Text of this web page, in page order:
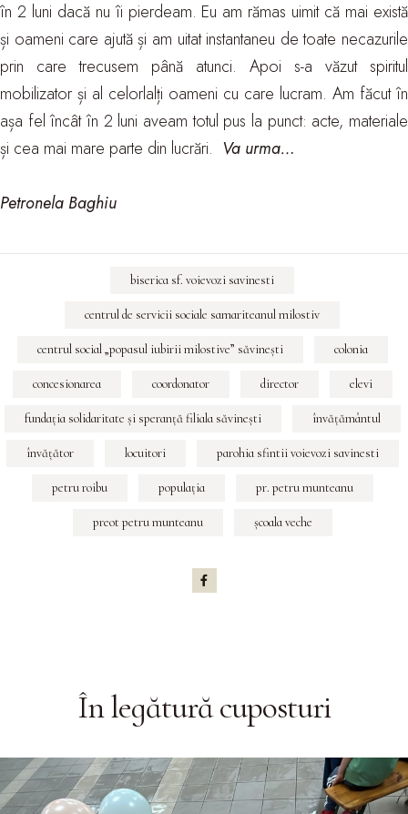
în 2 luni dacă nu îi pierdeam. Eu am rămas uimit că mai există
și oameni care ajută și am uitat instantaneu de toate necazurile
prin care trecusem până atunci. Apoi s-a văzut spiritul
mobilizator și al celorlalți oameni cu care lucram. Am făcut în
așa fel încât în 2 luni aveam totul pus la punct: acte, materiale
și cea mai mare parte din lucrări. Va urma…
Petronela Baghiu
biserica sf. voievozi savinesti
centrul de servicii sociale samariteanul milostiv
centrul social „popasul iubirii milostive” săvineşti colonia
concesionarea coordonator director elevi
fundaţia solidaritate şi speranţă filiala săvineşti învățământul
învățător locuitori parohia sfintii voievozi savinesti
petru roibu populația pr. petru munteanu
preot petru munteanu şcoala veche
În legătură cuposturi